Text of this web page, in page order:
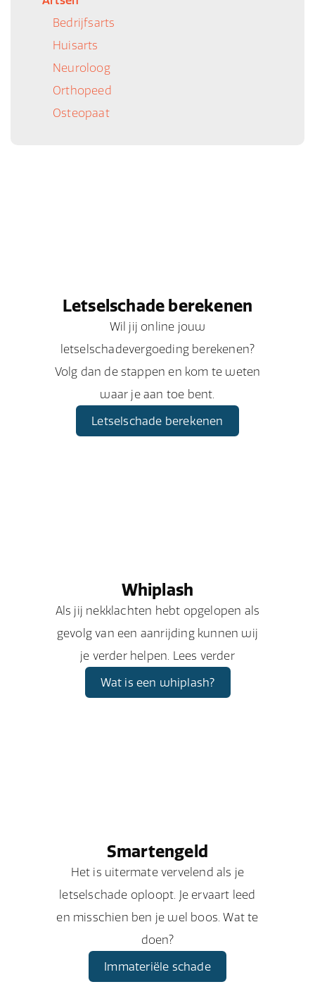
Bedrijfsarts
Huisarts
Neuroloog
Orthopeed
Osteopaat
Letselschade berekenen
Wil jij online jouw
letselschadevergoeding berekenen?
Volg dan de stappen en kom te weten
waar je aan toe bent.
Letselschade berekenen
Whiplash
Als jij nekklachten hebt opgelopen als
gevolg van een aanrijding kunnen wij
je verder helpen. Lees verder
Wat is een whiplash?
Smartengeld
Het is uitermate vervelend als je
letselschade oploopt. Je ervaart leed
en misschien ben je wel boos. Wat te
doen?
Immateriële schade